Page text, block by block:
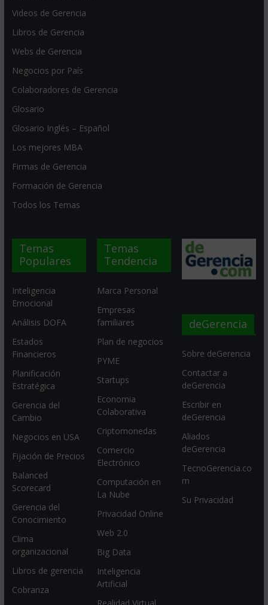
Videos de Gerencia
Libros de Gerencia
Webs de Gerencia
Negocios por País
Colaboradores de Gerencia
Glosario
Glosario Inglés – Español
Los mejores MBA
Firmas de Gerencia
Formación de Gerencia
Todos los Temas
Temas
Populares
Inteligencia
Emocional
Análisis DOFA
Estados
Financieros
Planificación
Estratégica
Gerencia del
Cambio
Negocios en USA
Fijación de Precios
Balanced
Scorecard
Gerencia del
Conocimiento
Clima
organizacional
Libros de gerencia
Cobranza
Temas
Tendencia
Marca Personal
Empresas
familiares
Plan de negocios
PYME
Startups
Economia
Colaborativa
Criptomonedas
Comercio
Electrónico
Computación en
La Nube
Privacidad Online
Web 2.0
Big Data
Inteligencia
Artificial
deGerencia
Sobre deGerencia
Contactar a
deGerencia
Escribir en
deGerencia
Aliados
deGerencia
TecnoGerencia.co
m
Su Privacidad